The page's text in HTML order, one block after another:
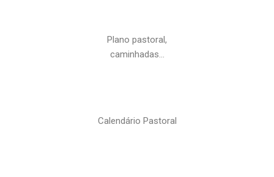
Plano pastoral,
caminhadas…
Calendário Pastoral